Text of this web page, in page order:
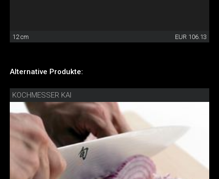
12 cm EUR 106.13
Alternative Produkte:
KOCHMESSER KAI